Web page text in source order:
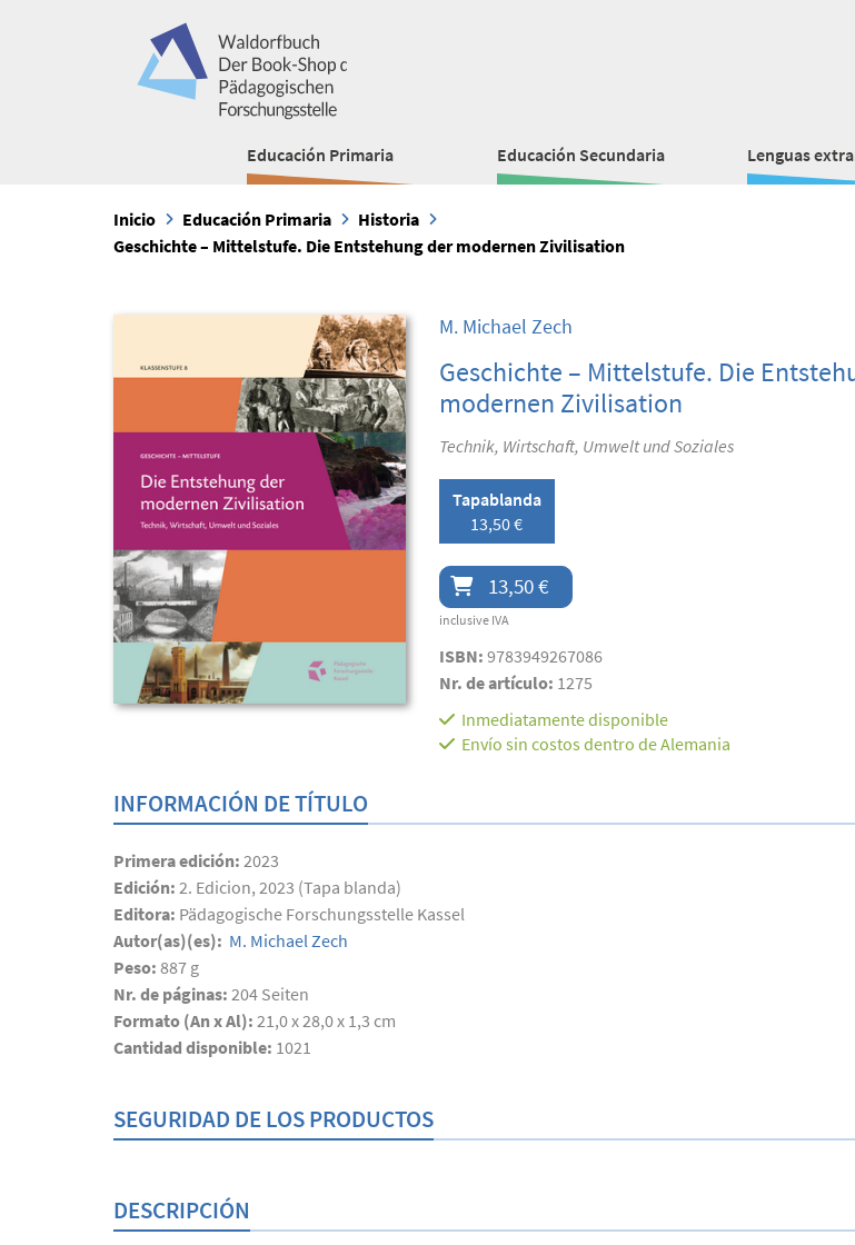
Educación Primaria Educación Secundaria Lenguas
Inicio Educación Primaria
Historia
Geschichte – Mittelstufe. Die Entstehung der modernen Zivilisation
M. Michael Zech
Geschichte – Mittelstufe. Die
modernen Zivilisation
Technik, Wirtschaft, Umwelt und Soziales
Tapablanda
13,50 €
13,50 €
inclusive IVA
ISBN: 9783949267086
Nr. de artículo: 1275
Inmediatamente disponible
Envío sin costos dentro de Alemania
INFORMACIÓN DE TÍTULO
Primera edición: 2023
Edición: 2. Edicion, 2023 (Tapa blanda)
Editora: Pädagogische Forschungsstelle Kassel
Autor(as)(es): M. Michael Zech
Peso: 887 g
Nr. de páginas: 204 Seiten
Formato (An x Al): 21,0 x 28,0 x 1,3 cm
Cantidad disponible: 1021
SEGURIDAD DE LOS PRODUCTOS
DESCRIPCIÓN